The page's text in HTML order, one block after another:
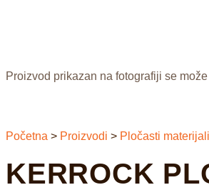
Proizvod prikazan na fotografiji se
Početna > Proizvodi > Pločasti materijali
KERROCK